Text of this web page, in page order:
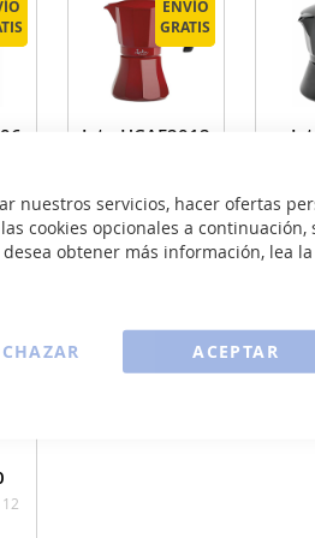
nuestros servicios, hacer ofertas
cookies opcionales a continuación,
obtener más información, lea la
ACEPTAR
ENVÍO
GRATIS
ENVÍO
GRATIS
Jata HCAF2012
DETALLE
32€